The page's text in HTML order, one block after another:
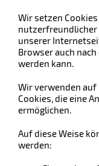
Wir setzen
nutzerfreundlicher
unserer
Browser auch
werden kann.
Wir verwenden
Cookies, die eine
ermöglichen.
Auf diese Weise
werden: